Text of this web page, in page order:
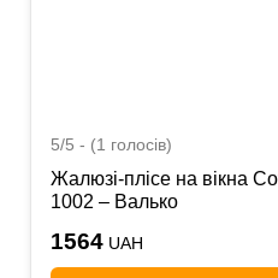
5/5 - (1 голосів)
Жалюзі-плісе на вікна
1002 – Валько
1564 UAH